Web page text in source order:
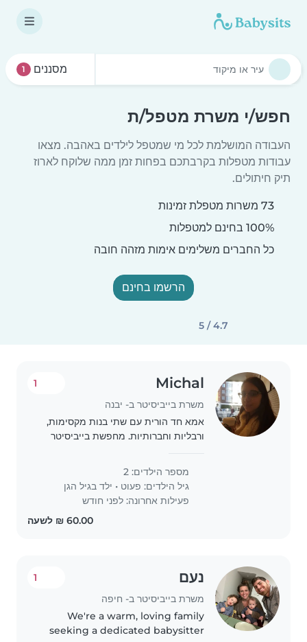
מסננים 1
חפש/י משרת מטפל/ת
העבודה המושלמת לכל מי שמטפל לילדים באהבה. מצאו
עבודות מטפלות בקרבתכם בפחות זמן ממה שלוקח לארוז
תיק חיתולים.
73 משרות מטפלת זמינות
כל החברים משלימים אימות מזהה חובה
הרשמו בחינם
4.7 / 5
Michal
משרת בייביסיטר ב- יבנה
1
אמא חד הורית עם שתי בנות מקסימות,
ורבליות וחברותיות. מחפשת בייביסיטר
לדבר איתן באנגלית בלבד. מוכנה לשלם
נסיעות אם צריך
מספר הילדים: 2
גיל הילדים: פעוט • ילד בגיל הגן
פעילות אחרונה: לפני חודש
נעם
משרת בייביסיטר ב- חיפה
1
We're a warm, loving family
seeking a dedicated babysitter